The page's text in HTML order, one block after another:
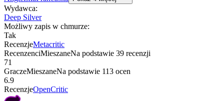
Wydawca:
Deep Silver
Możliwy zapis w chmurze:
Tak
RecenzjeMetacritic
RecenzenciMieszaneNa podstawie 39 recenzji
71
GraczeMieszaneNa podstawie 113 ocen
6.9
RecenzjeOpenCritic